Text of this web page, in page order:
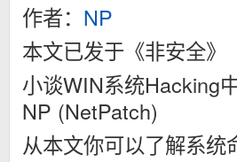
作者： NP
本文已发于《非安全》
小谈WIN系统Hacking
NP (NetPatch)
从本文你可以了解系统